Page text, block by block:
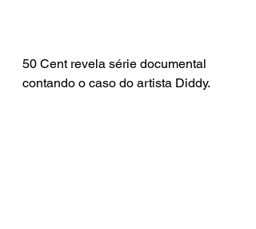
50 Cent revela série documental
contando o caso do artista Diddy.